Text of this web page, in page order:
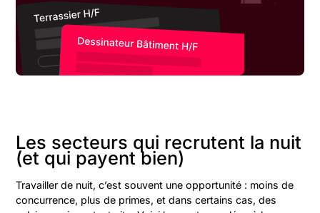
Les secteurs qui recrutent la nuit
(et qui payent bien)
Travailler de nuit, c’est souvent une opportunité : moins de
concurrence, plus de primes, et dans certains cas, des